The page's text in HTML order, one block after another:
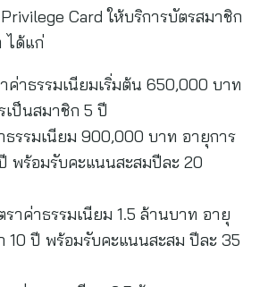
Card ให้บริการบัตรสมาชิก
ได้แก่
ค่าธรรมเนียมเริ่มต้น 650,000 บาท
เป็นสมาชิก 5 ปี
ธรรมเนียม 900,000 บาท อายุการ
พร้อมรับคะแนนสะสมปีละ 20
ราค่าธรรมเนียม 1.5 ล้านบาท อายุ
10 ปี พร้อมรับคะแนนสะสม ปีละ 35